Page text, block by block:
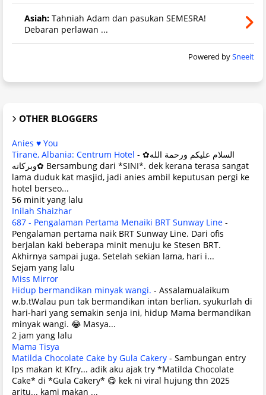
Asiah: Tahniah Adam dan pasukan SEMESRA!
Debaran perlawan ...
Powered bySneeit
OTHER BLOGGERS
Anies ♥ You
Tiranë, Albania: Centrum Hotel - ✿السلام عليكم ورحمة الله
وبركاته✿ Bersambung dari *SINI*. dek kerana terasa sangat
lama duduk kat masjid, jadi anies ambil keputusan pergi ke
hotel berseo...
56 minit yang lalu
Inilah Shaizhar
687 - Pengalaman Pertama Menaiki BRT Sunway Line -
Pengalaman pertama naik BRT Sunway Line. Dari ofis
berjalan kaki beberapa minit menuju ke Stesen BRT.
Akhirnya sampai juga. Setelah sekian lama, hari i...
Sejam yang lalu
Miss Mirror
Hidup bermandikan minyak wangi. - Assalamualaikum
w.b.tWalau pun tak bermandikan intan berlian, syukurlah di
hari-hari yang semakin senja ini, hidup Mama bermandikan
minyak wangi. 😂 Masya...
2 jam yang lalu
Mama Tisya
Matilda Chocolate Cake by Gula Cakery - Sambungan entry
lps makan kt Kfry... adik aku ajak try *Matilda Chocolate
Cake* di *Gula Cakery* 😋 kek ni viral hujung thn 2025
aritu... kami makan ...